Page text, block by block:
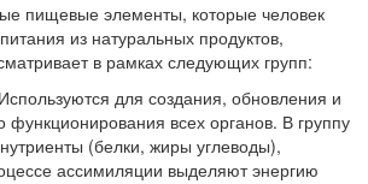
пищевые элементы, которые человек
из натуральных продуктов,
в рамках следующих групп:
для создания, обновления и
функционирования всех органов. В группу
(белки, жиры углеводы),
ассимиляции выделяют энергию